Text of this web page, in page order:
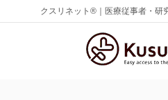
クスリネット®｜医療従事者・研